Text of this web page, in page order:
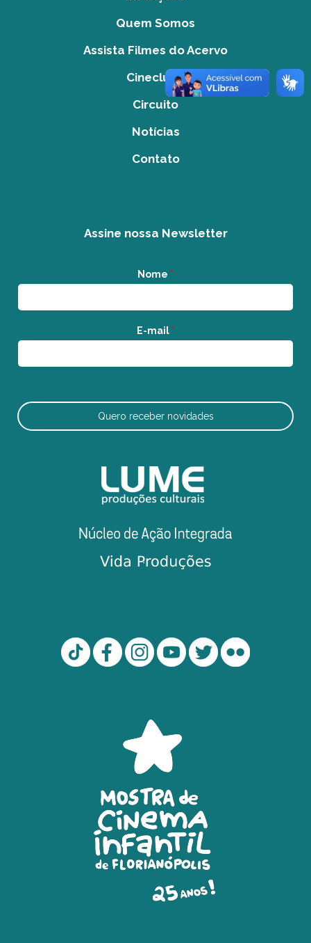
Quem Somos
Assista Filmes do Acervo
Cineclube
Circuito
Notícias
Contato
Assine nossa Newsletter
Nome *
E-mail *
Quero receber novidades